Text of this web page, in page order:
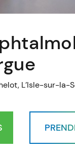
L’Isle-sur-la-